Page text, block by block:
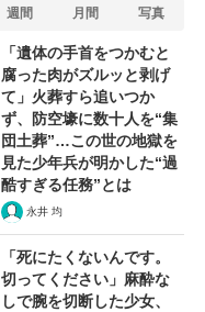
週間 月間 写真
「遺体の手首をつかむと
腐った肉がズルッと剥げ
て」火葬すら追いつか
ず、防空壕に数十人を“集
団土葬”…この世の地獄を
見た少年兵が明かした“過
酷すぎる任務”とは
永井 均
「死にたくないんです。
切ってください」麻酔な
しで腕を切断した少女、